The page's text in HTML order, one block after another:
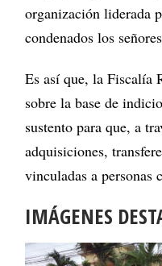
organización liderada
condenados los
Es así que, la Fiscalía
sobre la base de
sustento para que, a
adquisiciones,
vinculadas a personas
IMÁGENES